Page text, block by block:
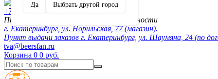
Да Выбрать другой город
+7 (902) 872-54-70
Пн-Пт 10:00-20:00, сб-вск по договорённости
г. Екатеринбург, ул. Норильская, 77 (магазин).
Пункт выдачи заказов г. Екатеринбург, ул. Шаумяна, 24 (по
tva@beersfan.ru
Корзина 0 0 руб.